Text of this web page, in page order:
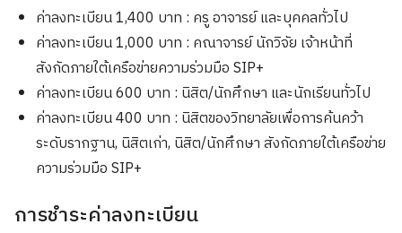
ค่าลงทะเบียน 1,400 บาท : ครู อาจารย์ และบุคคลทั่วไป
ค่าลงทะเบียน 1,000 บาท : คณาจารย์ นักวิจัย เจ้าหน้าที่
สังกัดภายใต้เครือข่ายความร่วมมือ SIP+
ค่าลงทะเบียน 600 บาท : นิสิต/นักศึกษา และนักเรียนทั่วไป
ค่าลงทะเบียน 400 บาท : นิสิตของวิทยาลัยเพื่อการค้นคว้า
ระดับรากฐาน, นิสิตเก่า, นิสิต/นักศึกษา สังกัดภายใต้เครือข่าย
ความร่วมมือ SIP+
การชำระค่าลงทะเบียน